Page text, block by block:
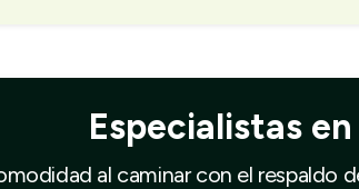
Especialistas
al caminar con el respaldo